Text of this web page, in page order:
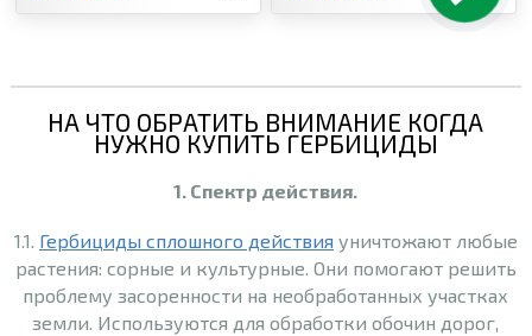
НА ЧТО ОБРАТИТЬ ВНИМАНИЕ КОГДА
НУЖНО КУПИТЬ ГЕРБИЦИДЫ
1. Спектр действия.
1.1. Гербициды сплошного действияуничтожают любые
растения: сорные и культурные. Они помогают решить
проблему засоренности на необработанных участках
земли. Используются для обработки обочин дорог,